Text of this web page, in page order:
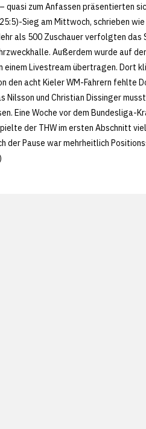
quasi zum Anfassen präsentierten
Sieg am Mittwoch, schrieben
als 500 Zuschauer verfolgten das
Außerdem wurde auf
einem Livestream übertragen. Dort
den acht Kieler WM-Fahrern fehlte
Nilsson und Christian Dissinger
Eine Woche vor dem Bundesliga-
der THW im ersten Abschnitt
der Pause war mehrheitlich